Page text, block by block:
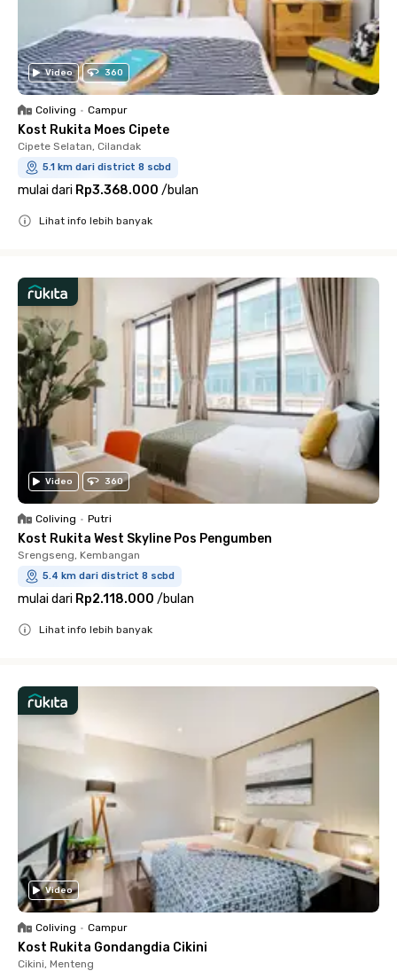
Video 360
Coliving • Campur
Kost Rukita Moes Cipete
Cipete Selatan, Cilandak
5.1 km dari district 8 scbd
mulai dari Rp3.368.000 /bulan
Lihat info lebih banyak
Video 360
Coliving • Putri
Kost Rukita West Skyline Pos Pengumben
Srengseng, Kembangan
5.4 km dari district 8 scbd
mulai dari Rp2.118.000 /bulan
Lihat info lebih banyak
Video
Coliving • Campur
Kost Rukita Gondangdia Cikini
Cikini, Menteng